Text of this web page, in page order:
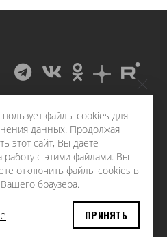
в любых средствах
файлы cookies для
данных. Продолжая
этот сайт, Вы даете
работу с этими файлами. Вы
отключить файлы cookies в
браузера.
ПРИНЯТЬ